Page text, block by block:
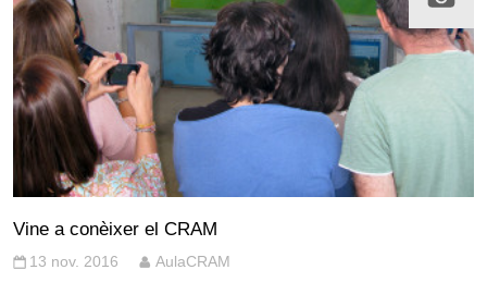
Vine a conèixer el CRAM
13 nov. 2016 AulaCRAM